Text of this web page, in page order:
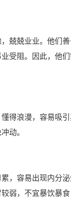
兢兢业业。他们
受阻。因此，他
得浪漫，容易吸
动。
，容易出现内分
弱，不宜暴饮暴食